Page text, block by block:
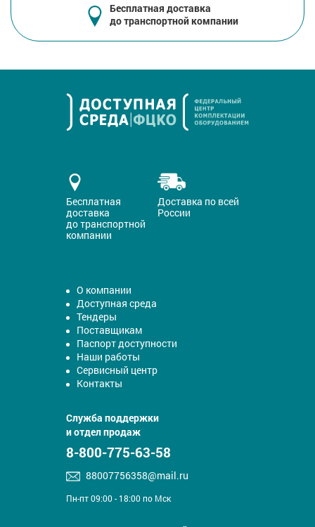
Бесплатная доставка
до транспортной компании
Бесплатная
доставка
до транспортной
компании
Доставка по всей
России
О компании
Доступная среда
Тендеры
Поставщикам
Паспорт доступности
Наши работы
Сервисный центр
Контакты
Служба поддержки
и отдел продаж
8-800-775-63-58
88007756358@mail.ru
Пн-пт 09:00 - 18:00 по Мск